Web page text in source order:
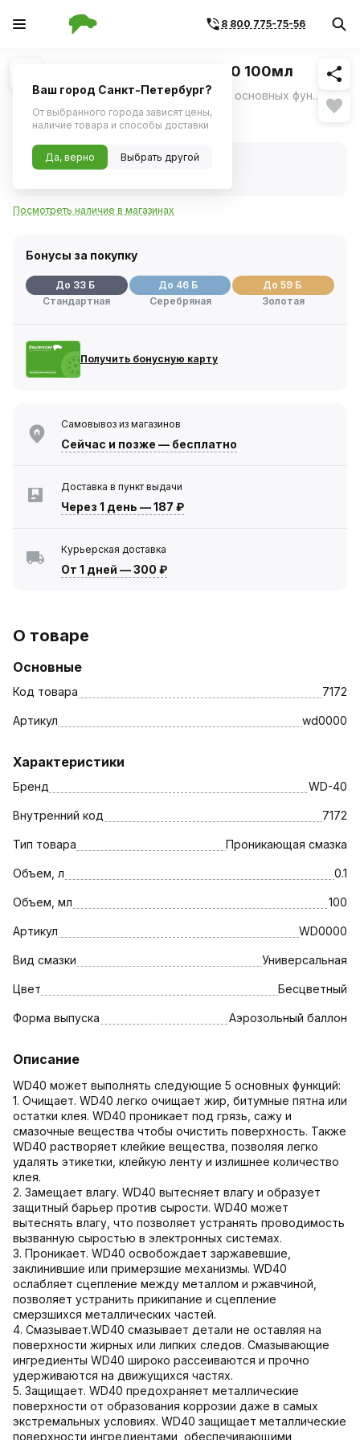
8 800 775-75-56
1/1 Похожие
Смазка универсальная WD-40 100мл
WD40 может выполнять следующие 5 основных функций: 1.
645 ₽
В наличии
Код товара:7172
Посмотреть наличие в магазинах
Бонусы за покупку
До 33 Б
Стандартная
До 46 Б
Серебряная
До 59 Б
Золотая
Получить бонусную карту
Самовывоз из магазинов
Сейчас и позже — бесплатно
Доставка в пункт выдачи
Через 1 день —187 ₽
Курьерская доставка
От 1 дней —300 ₽
О товаре
Основные
Код товара 7172
Артикул wd0000
Характеристики
Бренд WD-40
Внутренний код 7172
Тип товара Проникающая смазка
Объем, л 0.1
Объем, мл 100
Артикул WD0000
Вид смазки Универсальная
Цвет Бесцветный
Форма выпуска Аэрозольный баллон
Описание
WD40 может выполнять следующие 5 основных функций:
1. Очищает. WD40 легко очищает жир, битумные пятна или
остатки клея. WD40 проникает под грязь, сажу и
смазочные вещества чтобы очистить поверхность. Также
WD40 растворяет клейкие вещества, позволяя легко
удалять этикетки, клейкую ленту и излишнее количество
клея.
2. Замещает влагу. WD40 вытесняет влагу и образует
защитный барьер против сырости. WD40 может
вытеснять влагу, что позволяет устранять проводимость
вызванную сыростью в электронных системах.
3. Проникает. WD40 освобождает заржавевшие,
заклинившие или примерзшие механизмы. WD40
ослабляет сцепление между металлом и ржавчиной,
позволяет устранить прикипание и сцепление
смерзшихся металлических частей.
4. Смазывает.WD40 смазывает детали не оставляя на
поверхности жирных или липких следов. Смазывающие
ингредиенты WD40 широко рассеиваются и прочно
удерживаются на движущихся частях.
5. Защищает. WD40 предохраняет металлические
поверхности от образования коррозии даже в самых
экстремальных условиях. WD40 защищает металлические
поверхности ингредиентами, обеспечивающими
Ваш город Санкт-Петербург?
От выбранного города зависят цены,
наличие товара и способы доставки
Да, верно Выбрать другой